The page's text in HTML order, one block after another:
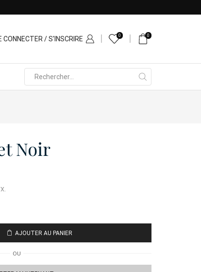
CONNECTER / S'INSCRIRE 0 0
input
Noir
AJOUTER AU PANIER
OU